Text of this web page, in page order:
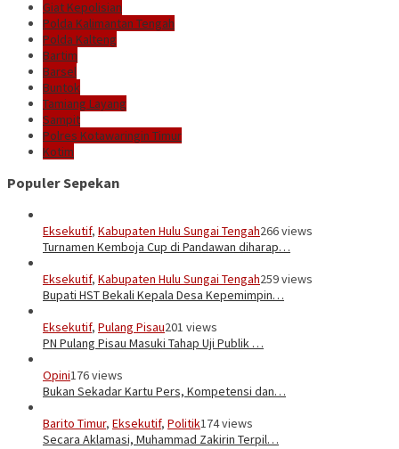
Giat Kepolisian
Polda Kalimantan Tengah
Polda Kalteng
Bartim
Barsel
Buntok
Tamiang Layang
Sampit
Polres Kotawaringin Timur
Kotim
Populer Sepekan
Eksekutif, Kabupaten Hulu Sungai Tengah266 views
Turnamen Kemboja Cup di Pandawan diharap…
Eksekutif, Kabupaten Hulu Sungai Tengah259 views
Bupati HST Bekali Kepala Desa Kepemimpin…
Eksekutif, Pulang Pisau201 views
PN Pulang Pisau Masuki Tahap Uji Publik …
Opini176 views
Bukan Sekadar Kartu Pers, Kompetensi dan…
Barito Timur, Eksekutif, Politik174 views
Secara Aklamasi, Muhammad Zakirin Terpil…